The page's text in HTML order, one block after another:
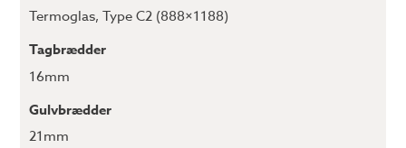
Termoglas, Type C2 (888×1188)
Tagbrædder
16mm
Gulvbrædder
21mm